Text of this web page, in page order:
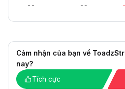
-- --
Cảm nhận của bạn về
nay?
Tích cực